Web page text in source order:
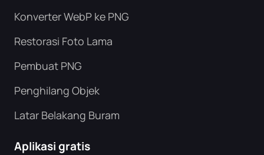
Konverter WebP ke PNG
Restorasi Foto Lama
Pembuat PNG
Penghilang Objek
Latar Belakang Buram
Aplikasi gratis